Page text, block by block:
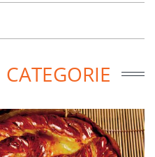
CATEGORIE